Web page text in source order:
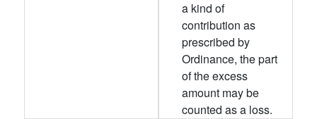
a kind of
contribution as
prescribed by
Ordinance, the part
of the excess
amount may be
counted as a loss.